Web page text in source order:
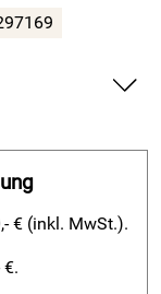
aus der Fuß-
€ (inkl. MwSt.).